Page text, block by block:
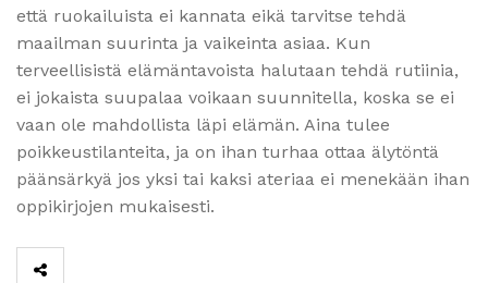
että ruokailuista ei kannata eikä tarvitse tehdä
maailman suurinta ja vaikeinta asiaa. Kun
terveellisistä elämäntavoista halutaan tehdä rutiinia,
ei jokaista suupalaa voikaan suunnitella, koska se ei
vaan ole mahdollista läpi elämän. Aina tulee
poikkeustilanteita, ja on ihan turhaa ottaa älytöntä
päänsärkyä jos yksi tai kaksi ateriaa ei menekään ihan
oppikirjojen mukaisesti.